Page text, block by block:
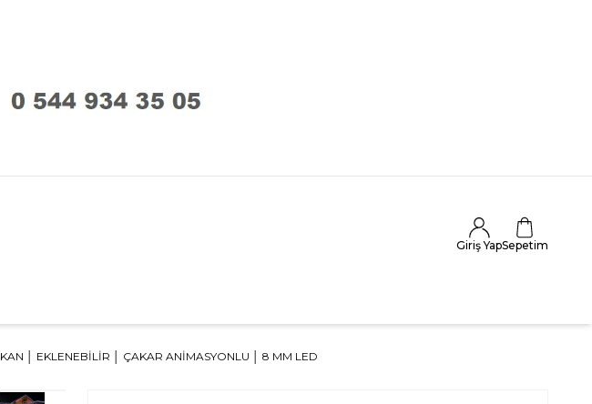
Giriş YapSepetim
│ EKLENEBILIR │ ÇAKAR ANIMASYONLU │ 8 MM LED